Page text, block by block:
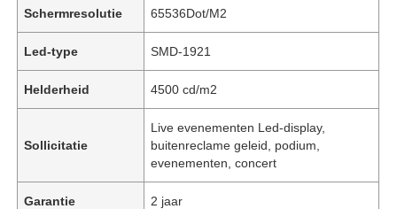
Schermresolutie 65536Dot/M2
Led-type SMD-1921
Helderheid 4500 cd/m2
Sollicitatie
Live evenementen Led-display,
buitenreclame geleid, podium,
evenementen, concert
Garantie 2 jaar